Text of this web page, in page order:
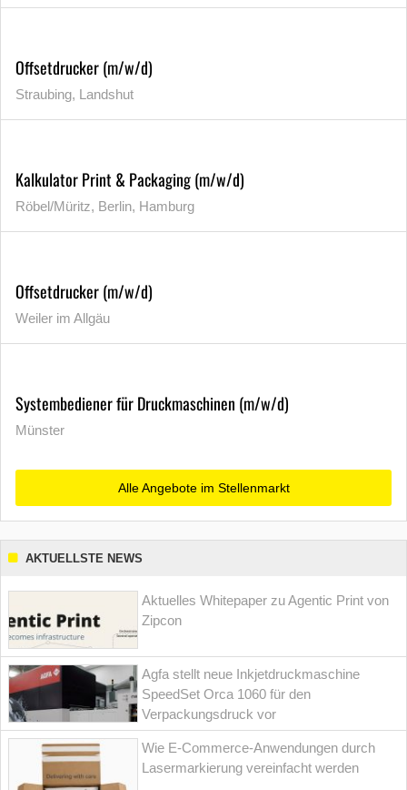
Offsetdrucker (m/w/d)
Straubing, Landshut
Kalkulator Print & Packaging (m/w/d)
Röbel/Müritz, Berlin, Hamburg
Offsetdrucker (m/w/d)
Weiler im Allgäu
Systembediener für Druckmaschinen (m/w/d)
Münster
Alle Angebote im Stellenmarkt
AKTUELLSTE NEWS
Aktuelles Whitepaper zu Agentic Print von
Zipcon
Agfa stellt neue Inkjetdruckmaschine
SpeedSet Orca 1060 für den
Verpackungsdruck vor
Wie E-Commerce-Anwendungen durch
Lasermarkierung vereinfacht werden